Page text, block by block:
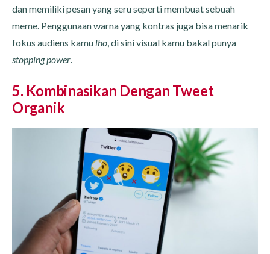
dan memiliki pesan yang seru seperti membuat sebuah
meme. Penggunaan warna yang kontras juga bisa menarik
fokus audiens kamu lho, di sini visual kamu bakal punya
stopping power.
5. Kombinasikan Dengan Tweet
Organik